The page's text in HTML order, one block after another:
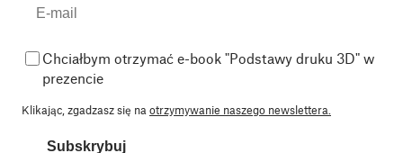
Chciałbym otrzymać e-book "Podstawy druku 3D" w
prezencie
Klikając, zgadzasz się na otrzymywanie naszego newslettera.
Subskrybuj